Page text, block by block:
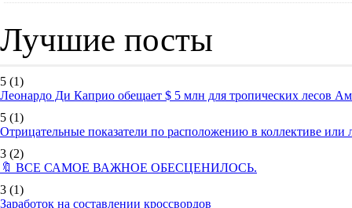
Лучшие посты
5 (1)
Леонардо Ди Каприо обещает $ 5 млн для тропических лесов
5 (1)
Отрицательные показатели по расположению в коллективе
3 (2)
🔖 ВСЕ САМОЕ ВАЖНОЕ ОБЕСЦЕНИЛОСЬ.
3 (1)
Заработок на составлении кроссвордов